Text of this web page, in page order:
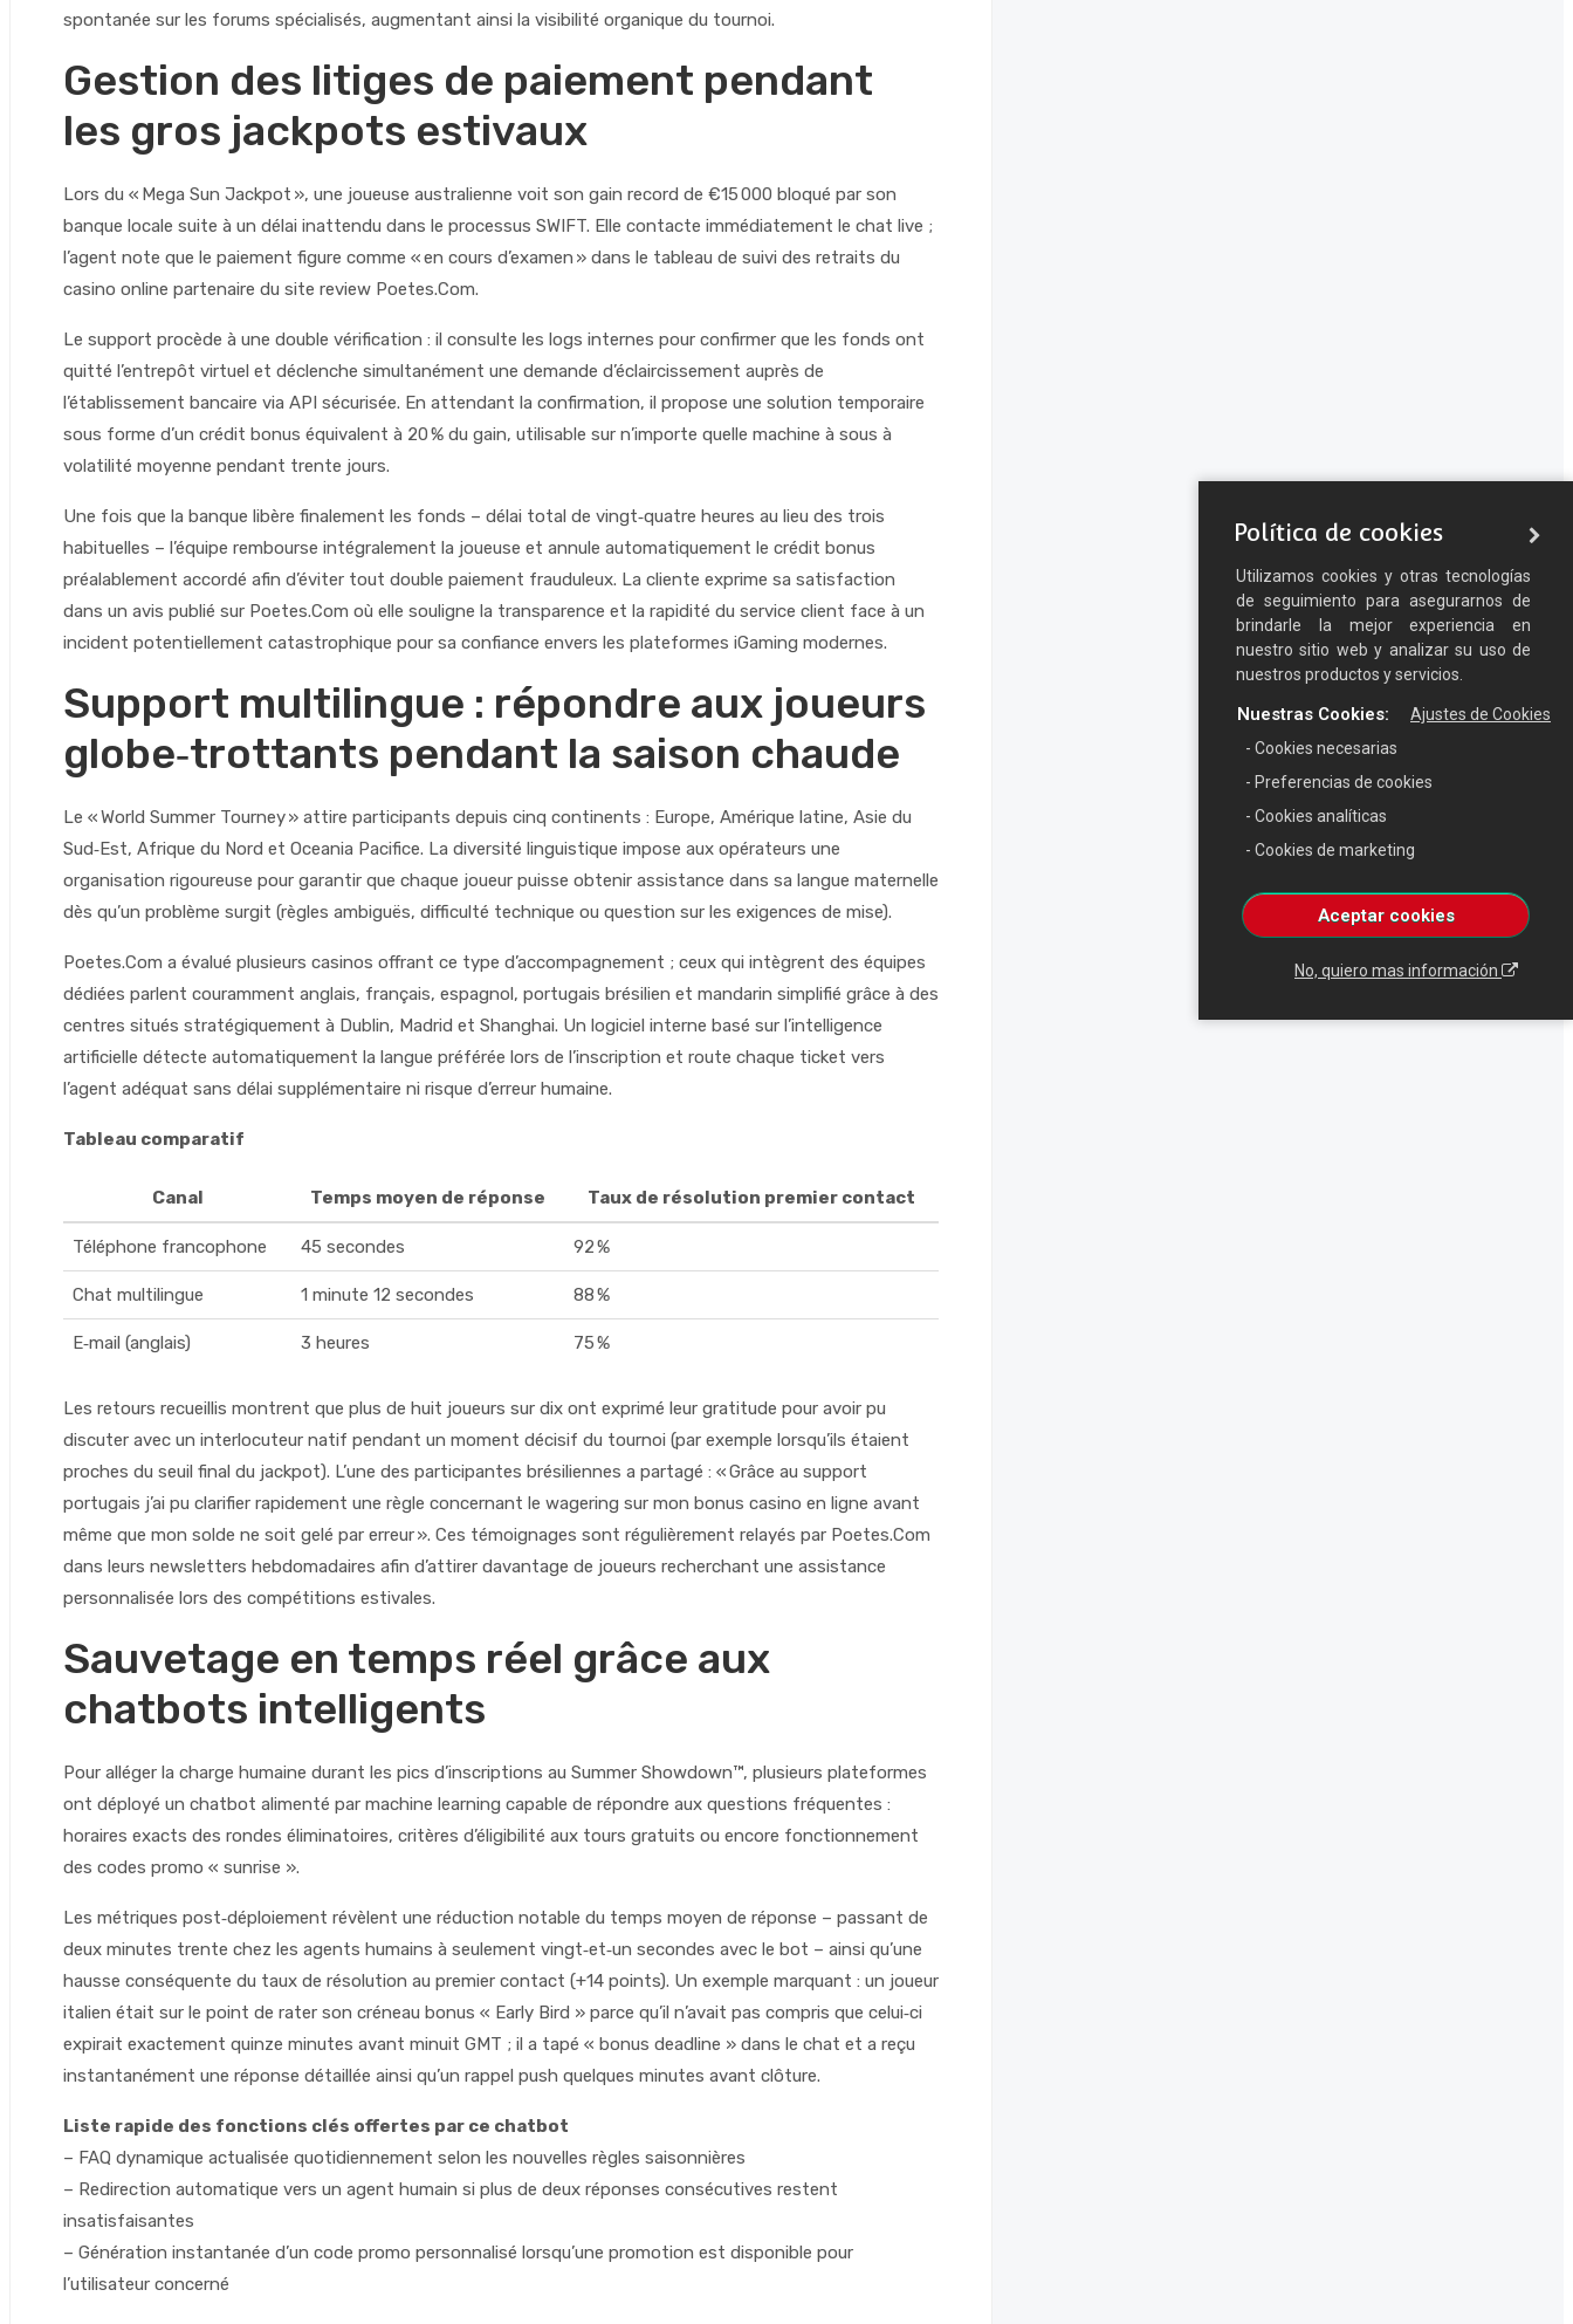
spontanée sur les forums spécialisés, augmentant ainsi la visibilité organique du tournoi.
Gestion des litiges de paiement pendant
les gros jackpots estivaux
Lors du « Mega Sun Jackpot », une joueuse australienne voit son gain record de €15 000 bloqué par son
banque locale suite à un délai inattendu dans le processus SWIFT. Elle contacte immédiatement le chat live ;
l’agent note que le paiement figure comme « en cours d’examen » dans le tableau de suivi des retraits du
casino online partenaire du site review Poetes.Com.
Le support procède à une double vérification : il consulte les logs internes pour confirmer que les fonds ont
quitté l’entrepôt virtuel et déclenche simultanément une demande d’éclaircissement auprès de
l’établissement bancaire via API sécurisée. En attendant la confirmation, il propose une solution temporaire
sous forme d’un crédit bonus équivalent à 20 % du gain, utilisable sur n’importe quelle machine à sous à
volatilité moyenne pendant trente jours.
Une fois que la banque libère finalement les fonds – délai total de vingt‑quatre heures au lieu des trois
habituelles – l’équipe rembourse intégralement la joueuse et annule automatiquement le crédit bonus
préalablement accordé afin d’éviter tout double paiement frauduleux. La cliente exprime sa satisfaction
dans un avis publié sur Poetes.Com où elle souligne la transparence et la rapidité du service client face à un
incident potentiellement catastrophique pour sa confiance envers les plateformes iGaming modernes.
Support multilingue : répondre aux joueurs
globe‑trottants pendant la saison chaude
Le « World Summer Tourney » attire participants depuis cinq continents : Europe, Amérique latine, Asie du
Sud‑Est, Afrique du Nord et Oceania Pacifice. La diversité linguistique impose aux opérateurs une
organisation rigoureuse pour garantir que chaque joueur puisse obtenir assistance dans sa langue maternelle
dès qu’un problème surgit (règles ambiguës, difficulté technique ou question sur les exigences de mise).
Poetes.Com a évalué plusieurs casinos offrant ce type d’accompagnement ; ceux qui intègrent des équipes
dédiées parlent couramment anglais, français, espagnol, portugais brésilien et mandarin simplifié grâce à des
centres situés stratégiquement à Dublin, Madrid et Shanghai. Un logiciel interne basé sur l’intelligence
artificielle détecte automatiquement la langue préférée lors de l’inscription et route chaque ticket vers
l’agent adéquat sans délai supplémentaire ni risque d’erreur humaine.
Tableau comparatif
Canal Temps moyen de réponse Taux de résolution premier contact
Téléphone francophone 45 secondes 92 %
Chat multilingue 1 minute 12 secondes 88 %
E‑mail (anglais) 3 heures 75 %
Les retours recueillis montrent que plus de huit joueurs sur dix ont exprimé leur gratitude pour avoir pu
discuter avec un interlocuteur natif pendant un moment décisif du tournoi (par exemple lorsqu’ils étaient
proches du seuil final du jackpot). L’une des participantes brésiliennes a partagé : « Grâce au support
portugais j’ai pu clarifier rapidement une règle concernant le wagering sur mon bonus casino en ligne avant
même que mon solde ne soit gelé par erreur ». Ces témoignages sont régulièrement relayés par Poetes.Com
dans leurs newsletters hebdomadaires afin d’attirer davantage de joueurs recherchant une assistance
personnalisée lors des compétitions estivales.
Sauvetage en temps réel grâce aux
chatbots intelligents
Pour alléger la charge humaine durant les pics d’inscriptions au Summer Showdown™, plusieurs plateformes
ont déployé un chatbot alimenté par machine learning capable de répondre aux questions fréquentes :
horaires exacts des rondes éliminatoires, critères d’éligibilité aux tours gratuits ou encore fonctionnement
des codes promo « sunrise ».
Les métriques post‑déploiement révèlent une réduction notable du temps moyen de réponse – passant de
deux minutes trente chez les agents humains à seulement vingt‑et‑un secondes avec le bot – ainsi qu’une
hausse conséquente du taux de résolution au premier contact (+14 points). Un exemple marquant : un joueur
italien était sur le point de rater son créneau bonus « Early Bird » parce qu’il n’avait pas compris que celui‑ci
expirait exactement quinze minutes avant minuit GMT ; il a tapé « bonus deadline » dans le chat et a reçu
instantanément une réponse détaillée ainsi qu’un rappel push quelques minutes avant clôture.
Liste rapide des fonctions clés offertes par ce chatbot
– FAQ dynamique actualisée quotidiennement selon les nouvelles règles saisonnières
– Redirection automatique vers un agent humain si plus de deux réponses consécutives restent
insatisfaisantes
– Génération instantanée d’un code promo personnalisé lorsqu’une promotion est disponible pour
l’utilisateur concerné
Política de cookies
Utilizamos cookies y otras tecnologías
de seguimiento para asegurarnos de
brindarle la mejor experiencia en
nuestro sitio web y analizar su uso de
nuestros productos y servicios.
Aceptar cookies
No, quiero mas información
Ajustes de Cookies
- Cookies necesarias
Nuestras Cookies:
- Preferencias de cookies
- Cookies analíticas
- Cookies de marketing